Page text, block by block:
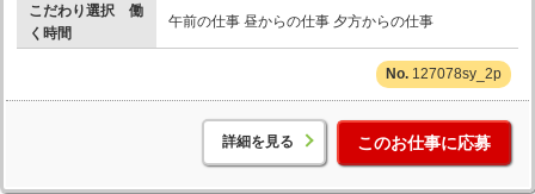
こだわり選択 働
く時間
午前の仕事 昼からの仕事 夕方からの仕事
127078sy_2p
詳細を見る このお仕事に応募